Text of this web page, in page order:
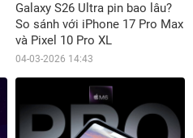
Galaxy S26 Ultra pin bao lâu?
So sánh với iPhone 17 Pro Max
và Pixel 10 Pro XL
04-03-2026 14:43